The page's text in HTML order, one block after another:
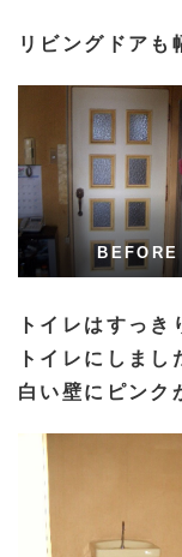
リビングドアも
BEFORE
トイレはすっ
トイレにしまし
白い壁にピンク